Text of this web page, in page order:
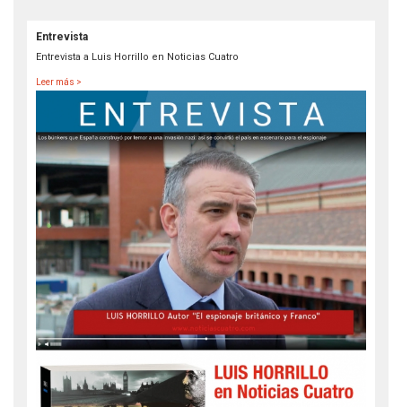
Entrevista
Entrevista a Luis Horrillo en Noticias Cuatro
Leer más >